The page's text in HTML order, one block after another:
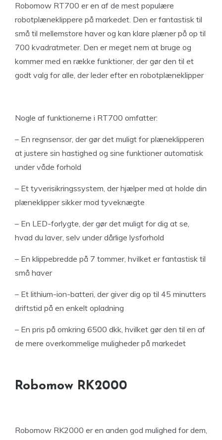
Robomow RT700 er en af de mest populære
robotplæneklippere på markedet. Den er fantastisk til
små til mellemstore haver og kan klare plæner på op til
700 kvadratmeter. Den er meget nem at bruge og
kommer med en række funktioner, der gør den til et
godt valg for alle, der leder efter en robotplæneklipper
Nogle af funktionerne i RT700 omfatter:
– En regnsensor, der gør det muligt for plæneklipperen
at justere sin hastighed og sine funktioner automatisk
under våde forhold
– Et tyverisikringssystem, der hjælper med at holde din
plæneklipper sikker mod tyveknægte
– En LED-forlygte, der gør det muligt for dig at se,
hvad du laver, selv under dårlige lysforhold
– En klippebredde på 7 tommer, hvilket er fantastisk til
små haver
– Et lithium-ion-batteri, der giver dig op til 45 minutters
driftstid på en enkelt opladning
– En pris på omkring 6500 dkk, hvilket gør den til en af
de mere overkommelige muligheder på markedet
Robomow RK2000
Robomow RK2000 er en anden god mulighed for dem,